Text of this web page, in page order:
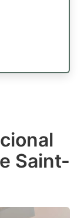
Saint-